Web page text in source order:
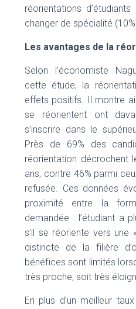
réorientations
changer de spécialité
Les avantages de la
Selon l’économiste
cette étude, la
effets positifs. Il montre
se réorientent ont
s’inscrire dans le
Près de 69% des
réorientation décrochent
ans, contre 46% parmi
refusée. Ces données
proximité entre la
demandée : l’étudiant a
s’il se réoriente vers une
distincte de la filière
bénéfices sont limités
très proche, soit très
En plus d’un meilleur